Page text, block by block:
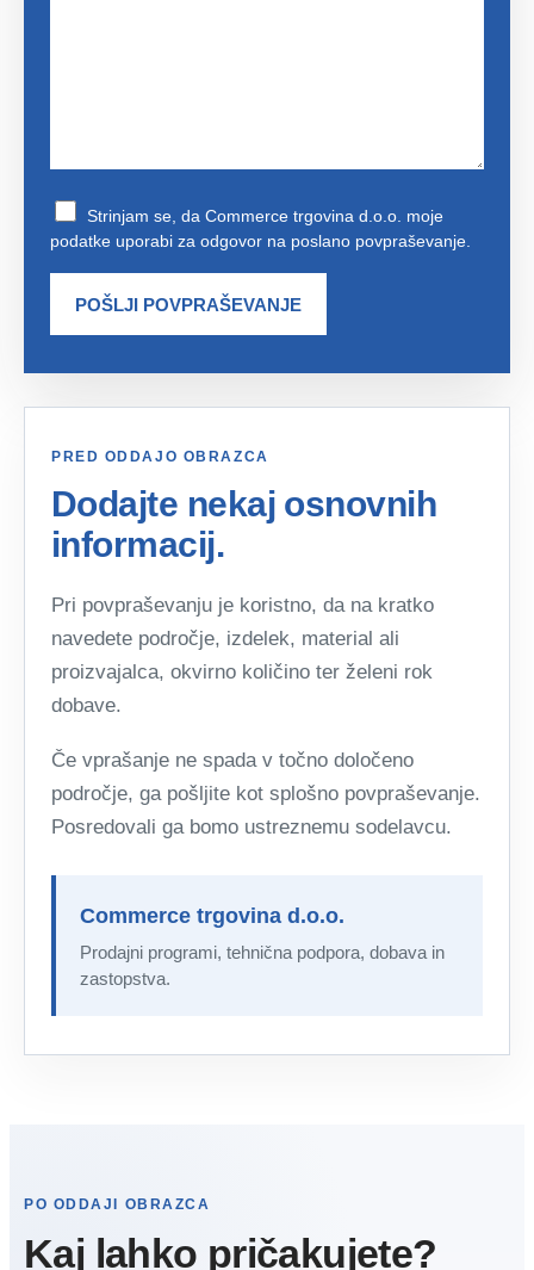
Strinjam se, da Commerce trgovina d.o.o. moje
podatke uporabi za odgovor na poslano povpraševanje.
PRED ODDAJO OBRAZCA
Dodajte nekaj osnovnih
informacij.
Pri povpraševanju je koristno, da na kratko
navedete področje, izdelek, material ali
proizvajalca, okvirno količino ter želeni rok
dobave.
Če vprašanje ne spada v točno določeno
področje, ga pošljite kot splošno povpraševanje.
Posredovali ga bomo ustreznemu sodelavcu.
Commerce trgovina d.o.o.
Prodajni programi, tehnična podpora, dobava in
zastopstva.
PO ODDAJI OBRAZCA
Kaj lahko pričakujete?